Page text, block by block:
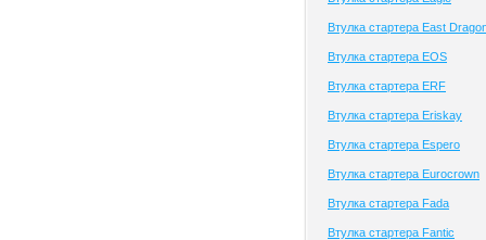
Втулка стартера East
Втулка стартера EOS
Втулка стартера ERF
Втулка стартера Eriskay
Втулка стартера Espero
Втулка стартера Eurocrown
Втулка стартера Fada
Втулка стартера Fantic